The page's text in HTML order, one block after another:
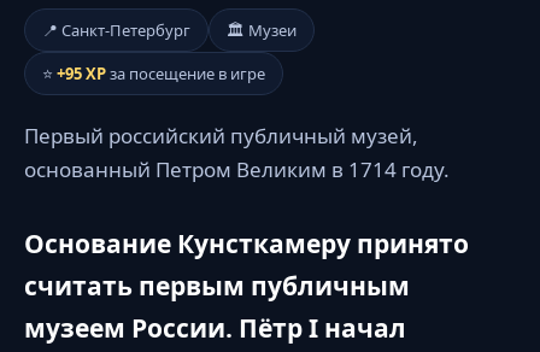
📍 Санкт-Петербург
🏛️ Музеи
⭐ +95 XPза посещение в игре
Первый российский публичный музей,
основанный Петром Великим в 1714 году.
Основание Кунсткамеру принято
считать первым публичным
музеем России. Пётр I начал